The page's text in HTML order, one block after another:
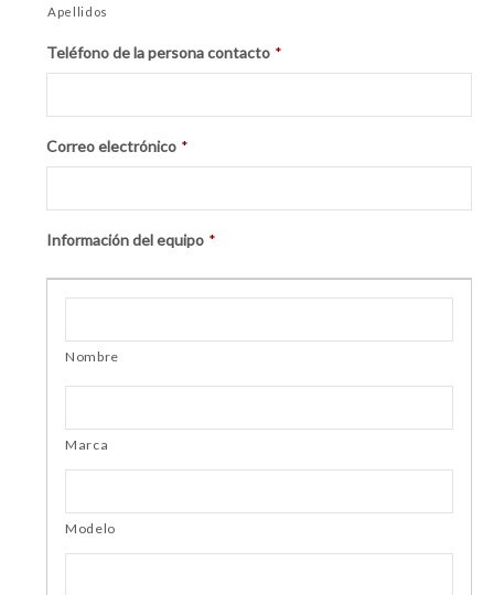
Apellidos
Teléfono de la persona contacto *
Correo electrónico *
Información del equipo *